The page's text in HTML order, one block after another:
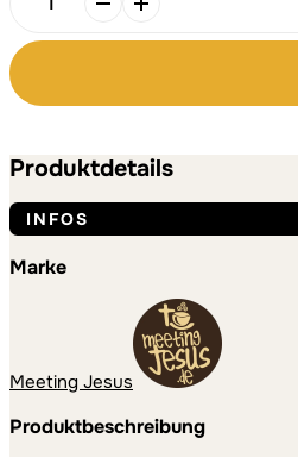
Wochenplaner
2.
5:14
|
Design
|
50
Querformat
Menge
Produktdetails
INFOS
Marke
Meeting Jesus
Produktbeschreibung